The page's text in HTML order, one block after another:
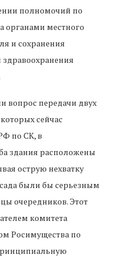
полномочий по
местного
и сохранения
здравоохранения
вопрос передачи двух
сейчас
по СК, в
здания расположены
острую нехватку
были бы серьезным
очередников. Этот
комитета
Росимущества по